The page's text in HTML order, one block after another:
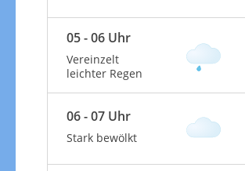
05 - 06 Uhr
Vereinzelt
leichter Regen
06 - 07 Uhr
Stark bewölkt